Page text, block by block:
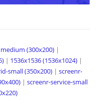
medium (300x200) |
| 1536x1536 (1536x1024) |
small (350x200) |screenr-
|screenr-service-small